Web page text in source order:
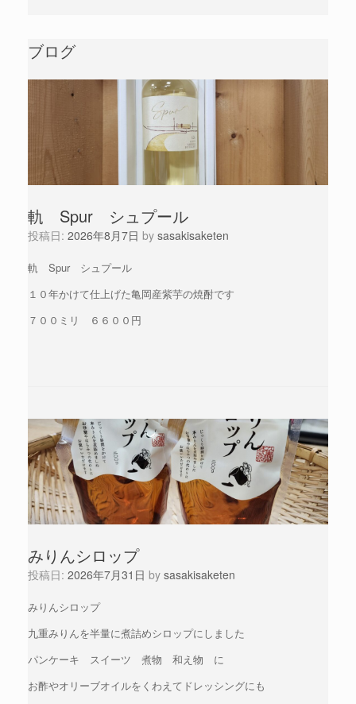
ブログ
軌 Spur シュプール
投稿日: 2026年8月7日 by sasakisaketen
軌 Spur シュプール
１０年かけて仕上げた亀岡産紫芋の焼酎です
７００ミリ ６６００円
みりんシロップ
投稿日: 2026年7月31日 by sasakisaketen
みりんシロップ
九重みりんを半量に煮詰めシロップにしました
パンケーキ スイーツ 煮物 和え物 に
お酢やオリーブオイルをくわえてドレッシングにも